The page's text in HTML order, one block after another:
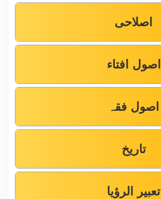
اصلاحی
اصول افتاء
اصول فقہ
تاریخ
تعبیر الرؤیا